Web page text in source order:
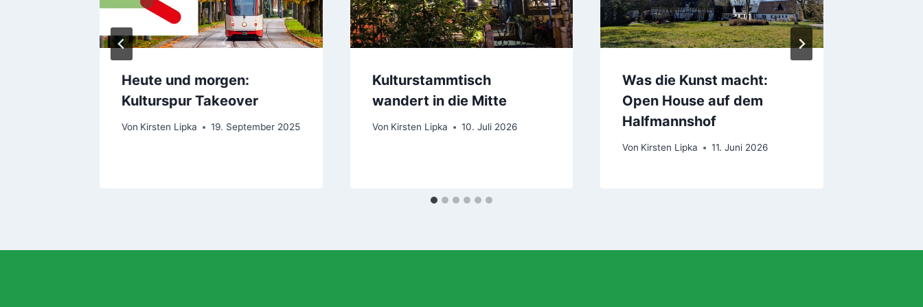
Heute und morgen:
Kulturspur Takeover
Von Kirsten Lipka 19. September 2025
Kulturstammtisch
wandert in die Mitte
Von Kirsten Lipka 10. Juli 2026
Was die Kunst macht:
Open House auf dem
Halfmannshof
Von Kirsten Lipka 11. Juni 2026